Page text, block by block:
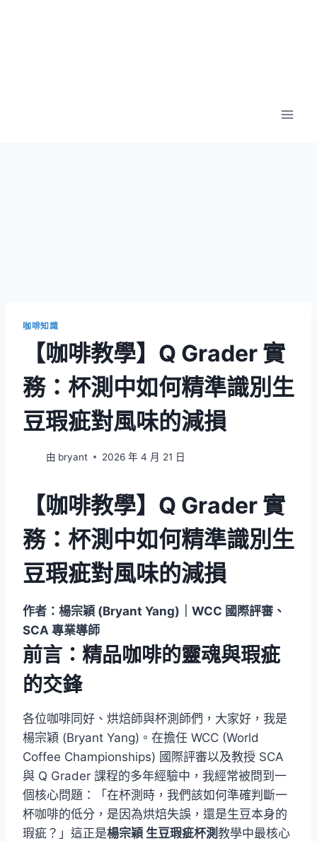
咖啡知識
【咖啡教學】Q Grader 實
務：杯測中如何精準識別生
豆瑕疵對風味的減損
由 bryant 2026 年 4 月 21 日
【咖啡教學】Q Grader 實
務：杯測中如何精準識別生
豆瑕疵對風味的減損
作者：楊宗穎 (Bryant Yang)｜WCC 國際評審、
SCA 專業導師
前言：精品咖啡的靈魂與瑕疵
的交鋒
各位咖啡同好、烘焙師與杯測師們，大家好，我是
楊宗穎 (Bryant Yang)。在擔任 WCC (World
Coffee Championships) 國際評審以及教授 SCA
與 Q Grader 課程的多年經驗中，我經常被問到一
個核心問題：「在杯測時，我們該如何準確判斷一
杯咖啡的低分，是因為烘焙失誤，還是生豆本身的
瑕疵？」這正是楊宗穎 生豆瑕疵杯測教學中最核心